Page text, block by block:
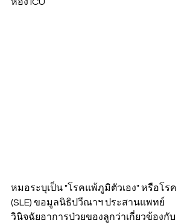
ห้อง ICU
หมอระบุเป็น "โรคแพ้ภูมิตัวเอง" หรือโรค
(SLE) ขอมูลนิธิปวีณาฯ ประสานแพทย์
วินิจฉัยอาการป่วยของลูกว่าเกี่ยวข้องกับ